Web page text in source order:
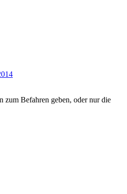
zum Befahren geben, oder nur die